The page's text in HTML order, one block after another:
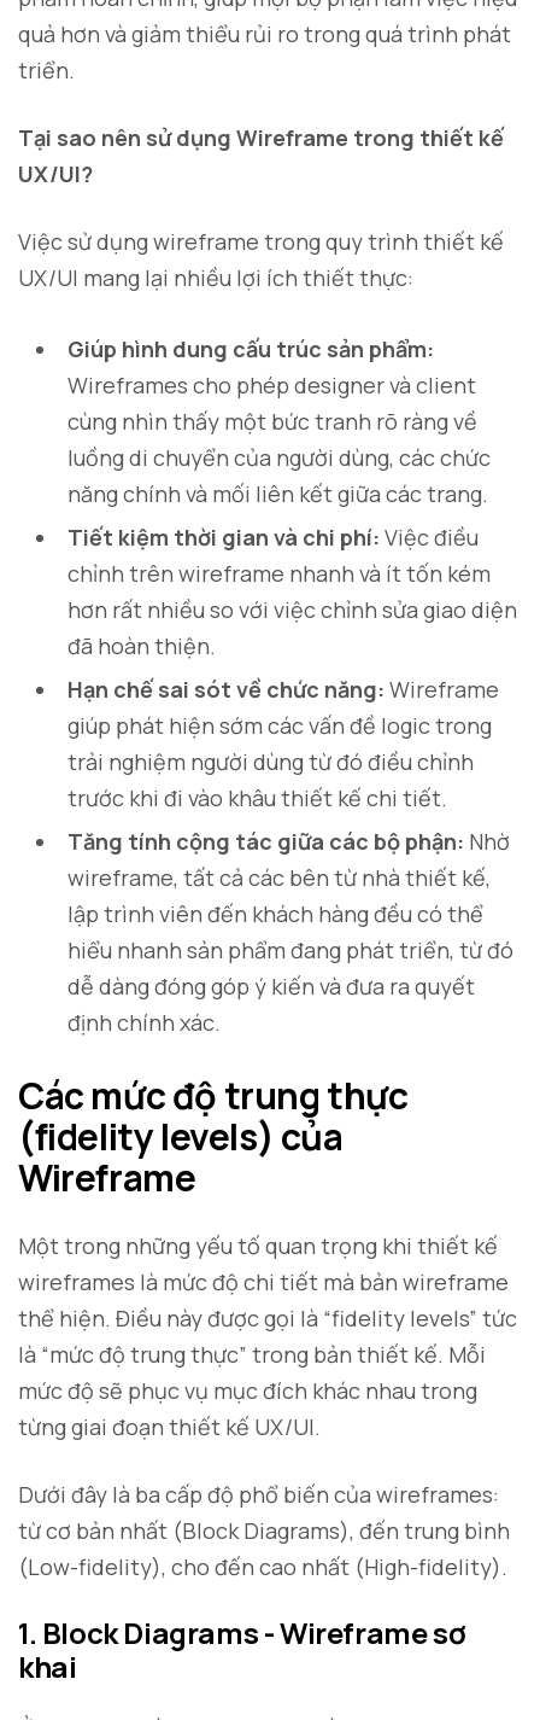
quả hơn và giảm thiểu rủi ro trong quá trình phát
triển.
Tại sao nên sử dụng Wireframe trong thiết kế
UX/UI?
Việc sử dụng wireframe trong quy trình thiết kế
UX/UI mang lại nhiều lợi ích thiết thực:
Giúp hình dung cấu trúc sản phẩm:
Wireframes cho phép designer và client
cùng nhìn thấy một bức tranh rõ ràng về
luồng di chuyển của người dùng, các chức
năng chính và mối liên kết giữa các trang.
Tiết kiệm thời gian và chi phí: Việc điều
chỉnh trên wireframe nhanh và ít tốn kém
hơn rất nhiều so với việc chỉnh sửa giao diện
đã hoàn thiện.
Hạn chế sai sót về chức năng: Wireframe
giúp phát hiện sớm các vấn đề logic trong
trải nghiệm người dùng từ đó điều chỉnh
trước khi đi vào khâu thiết kế chi tiết.
Tăng tính cộng tác giữa các bộ phận: Nhờ
wireframe, tất cả các bên từ nhà thiết kế,
lập trình viên đến khách hàng đều có thể
hiểu nhanh sản phẩm đang phát triển, từ đó
dễ dàng đóng góp ý kiến và đưa ra quyết
định chính xác.
Các mức độ trung thực
(fidelity levels) của
Wireframe
Một trong những yếu tố quan trọng khi thiết kế
wireframes là mức độ chi tiết mà bản wireframe
thể hiện. Điều này được gọi là “fidelity levels” tức
là “mức độ trung thực” trong bản thiết kế. Mỗi
mức độ sẽ phục vụ mục đích khác nhau trong
từng giai đoạn thiết kế UX/UI.
Dưới đây là ba cấp độ phổ biến của wireframes:
từ cơ bản nhất (Block Diagrams), đến trung bình
(Low-fidelity), cho đến cao nhất (High-fidelity).
1. Block Diagrams - Wireframe sơ
khai